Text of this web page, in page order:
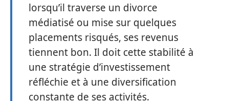
lorsqu’il traverse un divorce
médiatisé ou mise sur quelques
placements risqués, ses revenus
tiennent bon. Il doit cette stabilité à
une stratégie d’investissement
réfléchie et à une diversification
constante de ses activités.